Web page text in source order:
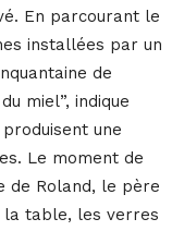
En parcourant le
installées par un
de
miel”, indique
une
Le moment de
de Roland, le père
la table, les verres